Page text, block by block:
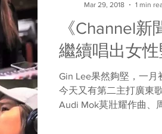
《Channel新
繼續唱出女
Gin Lee果然夠堅，一月
今天又有第二主打廣東
Audi Mok莫壯耀作曲、
Mar 29, 2018
1 min